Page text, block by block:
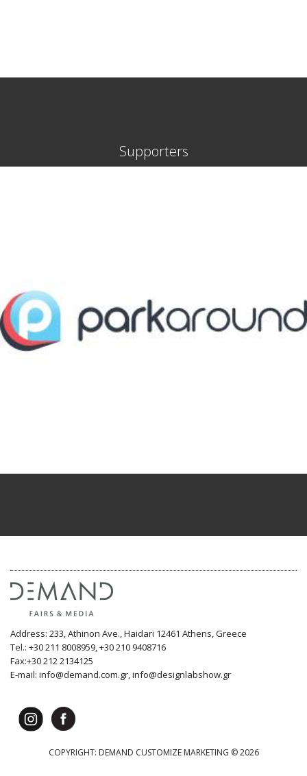
Supporters
Address: 233, Athinon Ave., Haidari 12461 Athens, Greece
Tel.: +30 211 8008959, +30 210 9408716
Fax:+30 212 2134125
E-mail: info@demand.com.gr, info@designlabshow.gr
COPYRIGHT: DEMAND CUSTOMIZE MARKETING © 2026